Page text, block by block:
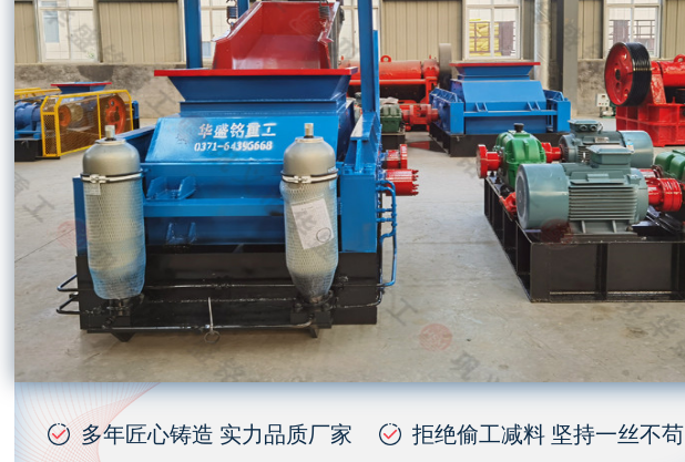
多年匠心铸造 实力品质厂家 拒绝偷工减料 坚持一丝不苟